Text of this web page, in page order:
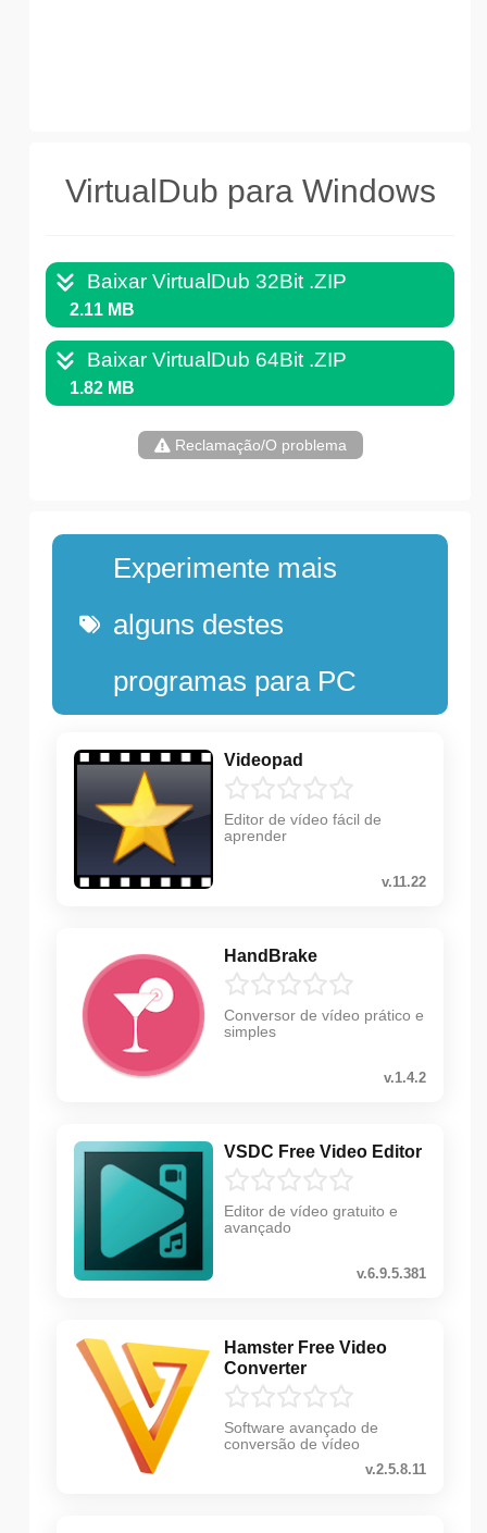
VirtualDub para Windows
Baixar VirtualDub 32Bit .ZIP
2.11 MB
Baixar VirtualDub 64Bit .ZIP
1.82 MB
Reclamação/O problema
Experimente mais
alguns destes
programas para PC
Videopad
Editor de vídeo fácil de
aprender
v.11.22
HandBrake
Conversor de vídeo prático e
simples
v.1.4.2
VSDC Free Video Editor
Editor de vídeo gratuito e
avançado
v.6.9.5.381
Hamster Free Video
Converter
Software avançado de
conversão de vídeo
v.2.5.8.11